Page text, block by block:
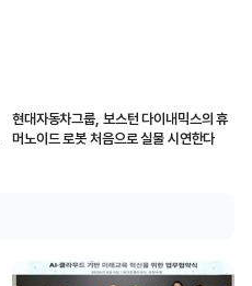
현대자동차그룹, 보스턴 다이내믹스의 휴
머노이드 로봇 처음으로 실물 시연한다